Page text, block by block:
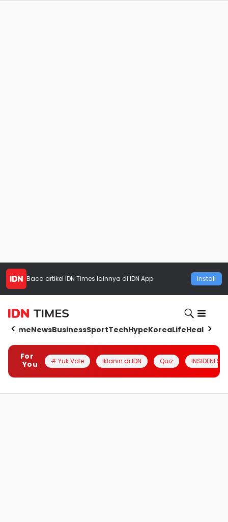
Baca artikel IDN Times lainnya di IDN App Install
HomeNewsBusinessSportTechHypeKoreaLifeHealth
For
You
# Yuk Vote Iklanin di IDN Quiz INSIDENESIA